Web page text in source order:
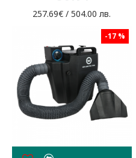
257.69€ / 504.00 лв.
-17 %